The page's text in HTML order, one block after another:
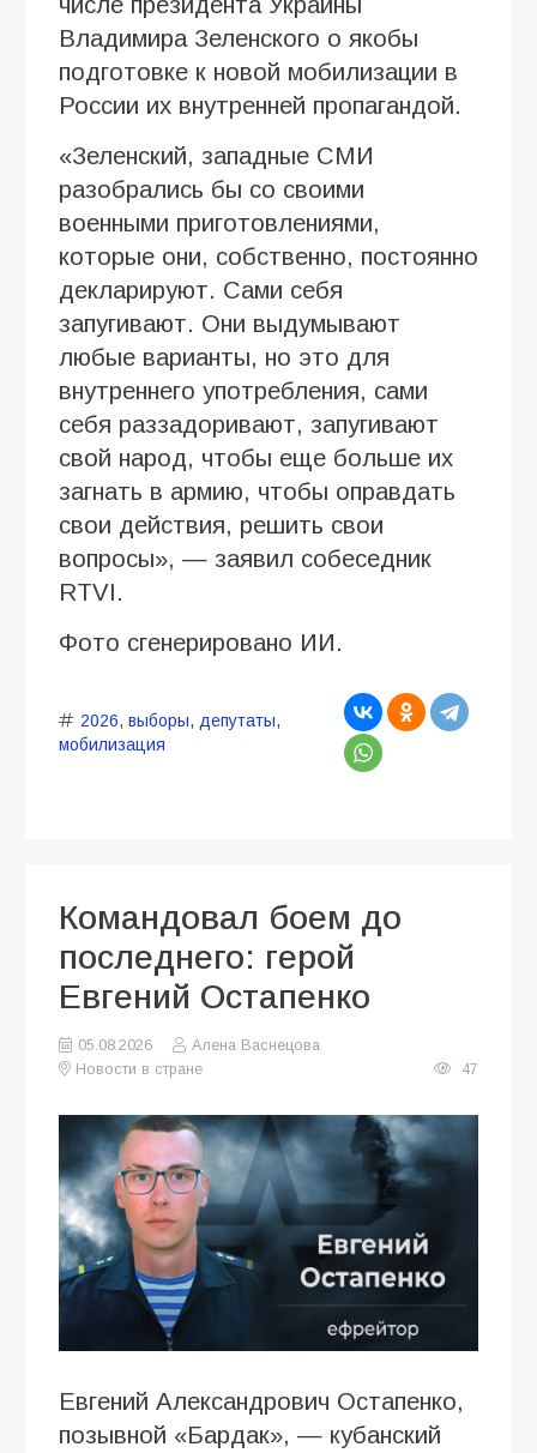
Владимира Зеленского о якобы
подготовке к новой мобилизации в
России их внутренней пропагандой.
«Зеленский, западные СМИ
разобрались бы со своими
военными приготовлениями,
которые они, собственно, постоянно
декларируют. Сами себя
запугивают. Они выдумывают
любые варианты, но это для
внутреннего употребления, сами
себя раззадоривают, запугивают
свой народ, чтобы еще больше их
загнать в армию, чтобы оправдать
свои действия, решить свои
вопросы», — заявил собеседник
RTVI.
Фото сгенерировано ИИ.
2026, выборы, депутаты,
мобилизация
Командовал боем до
последнего: герой
Евгений Остапенко
05.08.2026
Алена Васнецова
Новости в стране
47
Евгений Александрович Остапенко,
позывной «Бардак», — кубанский